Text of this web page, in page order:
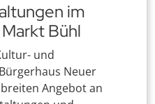
im
Bühl
und
Neuer
Angebot an